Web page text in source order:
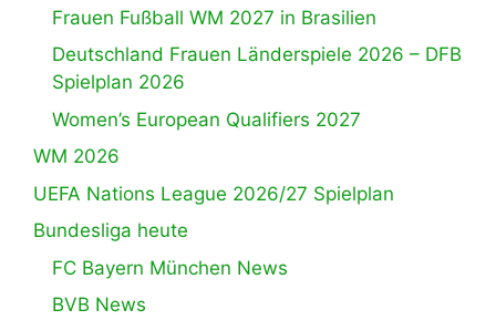
Frauen Fußball WM 2027 in Brasilien
Deutschland Frauen Länderspiele 2026 – DFB
Spielplan 2026
Women’s European Qualifiers 2027
WM 2026
UEFA Nations League 2026/27 Spielplan
Bundesliga heute
FC Bayern München News
BVB News